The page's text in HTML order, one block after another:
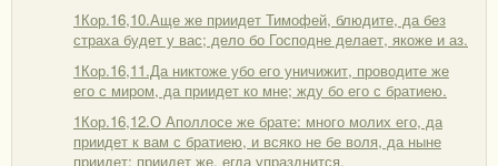
1Кор.16,10.Аще же приидет Тимофей, блюдите, да без
страха будет у вас; дело бо Господне делает, якоже и аз.
1Кор.16,11.Да никтоже убо его уничижит, проводите же
его с миром, да приидет ко мне; жду бо его с братиею.
1Кор.16,12.О Аполлосе же брате: много молих его, да
приидет к вам с братиею, и всяко не бе воля, да ныне
приидет; приидет же, егда упразднится.